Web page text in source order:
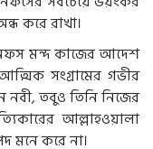
করে রাখা।
মন্দ কাজের আদেশ
সংগ্রামের গভীর
তবুও তিনি নিজের
আল্লাহওয়ালা
মনে করে না।